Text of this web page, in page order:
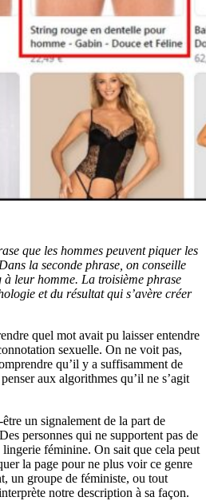
que les hommes peuvent piquer les
la seconde phrase, on conseille
leur homme. La troisième phrase
et du résultat qui s’avère créer
quel mot avait pu laisser entendre
sexuelle. On ne voit pas,
qu’il y a suffisamment de
aux algorithmes qu’il ne s’agit
un signalement de la part de
personnes qui ne supportent pas de
féminine. On sait que cela peut
la page pour ne plus voir ce genre
un groupe de féministe, ou tout
notre description à sa façon.